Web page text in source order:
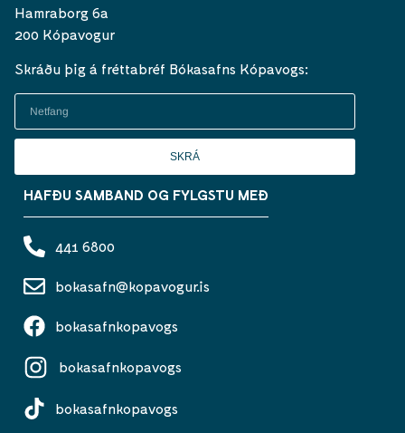
Hamraborg 6a
200 Kópavogur
Skráðu þig á fréttabréf Bókasafns Kópavogs:
SKRÁ
HAFÐU SAMBAND OG FYLGSTU MEÐ
441 6800
bokasafn@kopavogur.is
bokasafnkopavogs
bokasafnkopavogs
bokasafnkopavogs